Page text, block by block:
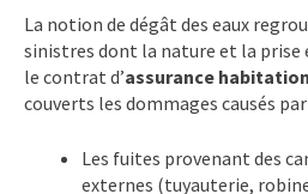
La notion de dégât des eaux
sinistres dont la nature et la prise
le contrat d’assurance habitation
couverts les dommages causés par
Les fuites provenant des
externes (tuyauterie,